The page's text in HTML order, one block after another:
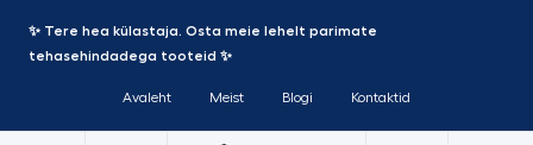
✨ Tere hea külastaja. Osta meie lehelt parimate
tehasehindadega tooteid ✨
Avaleht Meist Blogi Kontaktid